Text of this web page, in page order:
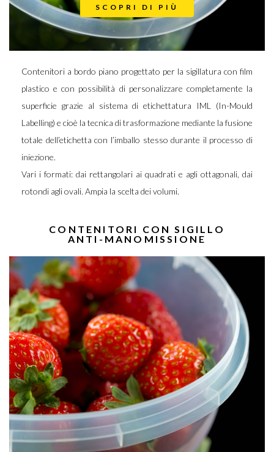
SCOPRI DI PIÙ
Contenitori a bordo piano progettato per la sigillatura con film
plastico e con possibilità di personalizzare completamente la
superficie grazie al sistema di etichettatura IML (In-Mould
Labelling) e cioè la tecnica di trasformazione mediante la fusione
totale dell’etichetta con l’imballo stesso durante il processo di
iniezione.
Vari i formati: dai rettangolari ai quadrati e agli ottagonali, dai
rotondi agli ovali. Ampia la scelta dei volumi.
CONTENITORI CON SIGILLO
ANTI-MANOMISSIONE